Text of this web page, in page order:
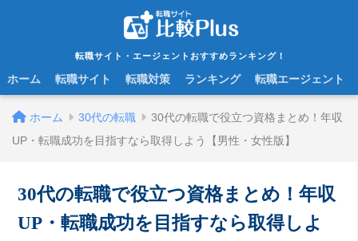
転職サイト・エージェントおすすめランキング！
ホーム 転職サイト 転職対策 ランキング 転職エージェント
ホーム 30代の転職
30代の転職で役立つ資格まとめ！年収
UP・転職成功を目指すなら取得しよう【男性・女性版】
30代の転職で役立つ資格まとめ！年収
UP・転職成功を目指すなら取得しよ